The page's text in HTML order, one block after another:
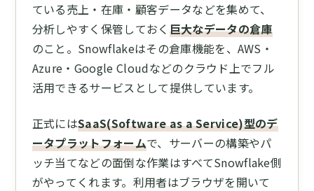
ている売上・在庫・顧客データなどを集めて、
分析しやすく保管しておく 巨大なデータの倉庫
のこと。Snowflakeはその倉庫機能を、AWS・
Azure・Google Cloudなどのクラウド上でフル
活用できるサービスとして提供しています。
正式にはSaaS(Software as a Service)型のデ
ータプラットフォームで、サーバーの構築やパ
ッチ当てなどの面倒な作業はすべてSnowflake側
がやってくれます。利用者はブラウザを開いて